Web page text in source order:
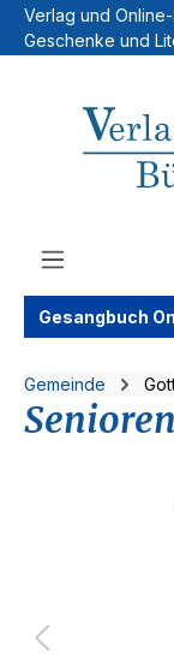
Zum Hauptinhalt
Verlag und
Geschenke und
Gesangbuch
Gemeinde
Bildergalerie